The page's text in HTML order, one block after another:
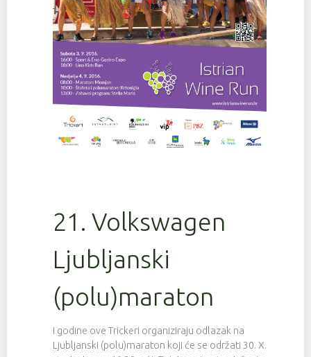
21. Volkswagen
Ljubljanski
(polu)maraton
I godine ove Trickeri organiziraju odlazak na
Ljubljanski (polu)maraton koji će se održati 30. X.